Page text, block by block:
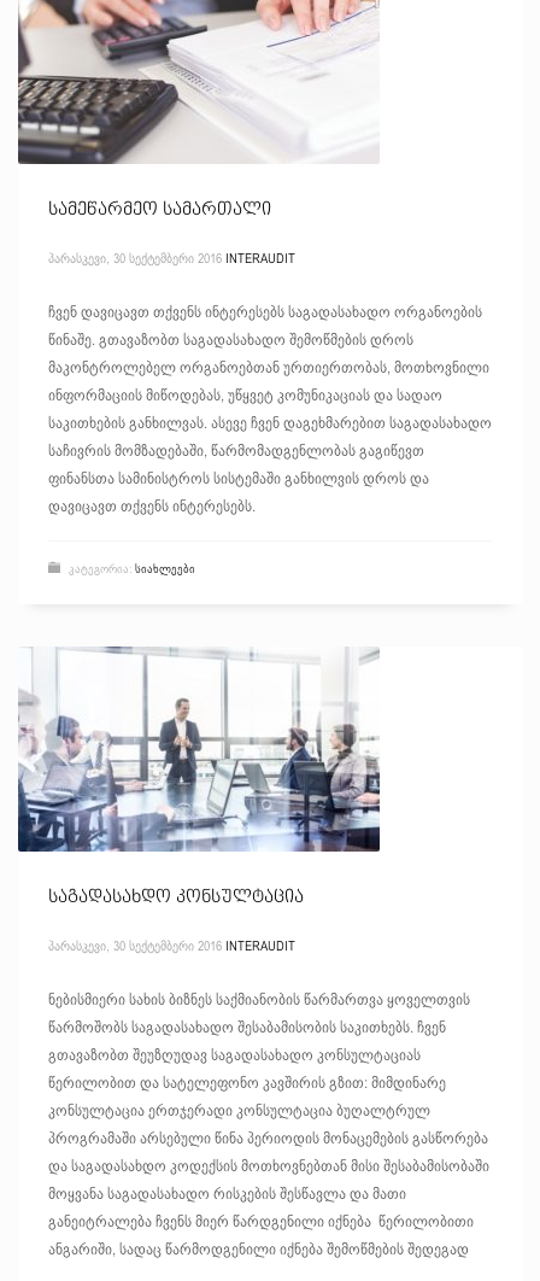
სამეწარმეო სამართალი
ᲞᲐᲠᲐᲡᲙᲔᲕᲘ, 30 ᲡᲔᲥᲢᲔᲛᲑᲔᲠᲘ 2016 INTERAUDIT
ჩვენ დავიცავთ თქვენს ინტერესებს საგადასახადო ორგანოების
წინაშე. გთავაზობთ საგადასახადო შემოწმების დროს
მაკონტროლებელ ორგანოებთან ურთიერთობას, მოთხოვნილი
ინფორმაციის მიწოდებას, უწყვეტ კომუნიკაციას და სადაო
საკითხების განხილვას. ასევე ჩვენ დაგეხმარებით საგადასახადო
საჩივრის მომზადებაში, წარმომადგენლობას გაგიწევთ
ფინანსთა სამინისტროს სისტემაში განხილვის დროს და
დავიცავთ თქვენს ინტერესებს.
ᲙᲐᲢᲔᲒᲝᲠᲘᲐ: ᲡᲘᲐᲮᲚᲔᲔᲑᲘ
საგადასახდო კონსულტაცია
ᲞᲐᲠᲐᲡᲙᲔᲕᲘ, 30 ᲡᲔᲥᲢᲔᲛᲑᲔᲠᲘ 2016 INTERAUDIT
ნებისმიერი სახის ბიზნეს საქმიანობის წარმართვა ყოველთვის
წარმოშობს საგადასახადო შესაბამისობის საკითხებს. ჩვენ
გთავაზობთ შეუზღუდავ საგადასახადო კონსულტაციას
წერილობით და სატელეფონო კავშირის გზით: მიმდინარე
კონსულტაცია ერთჯერადი კონსულტაცია ბუღალტრულ
პროგრამაში არსებული წინა პერიოდის მონაცემების გასწორება
და საგადასახდო კოდექსის მოთხოვნებთან მისი შესაბამისობაში
მოყვანა საგადასახადო რისკების შესწავლა და მათი
განეიტრალება ჩვენს მიერ წარდგენილი იქნება წერილობითი
ანგარიში, სადაც წარმოდგენილი იქნება შემოწმების შედეგად